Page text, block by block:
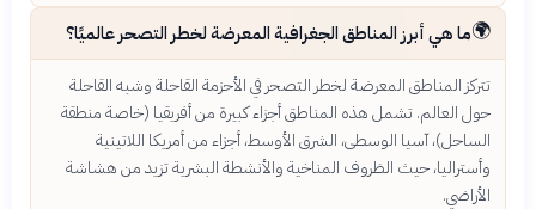
🌍ما هي أبرز المناطق الجغرافية المعرضة لخطر التصحر عالميًا؟
تتركز المناطق المعرضة لخطر التصحر في الأحزمة القاحلة وشبه القاحلة
حول العالم. تشمل هذه المناطق أجزاء كبيرة من أفريقيا (خاصة منطقة
الساحل)، آسيا الوسطى، الشرق الأوسط، أجزاء من أمريكا اللاتينية
وأستراليا، حيث الظروف المناخية والأنشطة البشرية تزيد من هشاشة
الأراضي.